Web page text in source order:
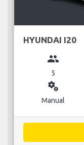
HYUNDAI I20
group
5
miscellaneous_services
Manual